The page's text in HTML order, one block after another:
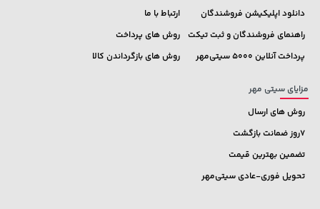
دانلود اپلیکیشن فروشندگان
راهنمای فروشندگان و ثبت تیکت
پرداخت آنلاین 5000 سیتی‌مهر
ارتباط با ما
روش های پرداخت
روش های بازگرداندن کالا
مزایای سیتی مهر
روش های ارسال
7روز ضمانت بازگشت
تضمین بهترین قیمت
تحویل فوری-عادی سیتی‌مهر